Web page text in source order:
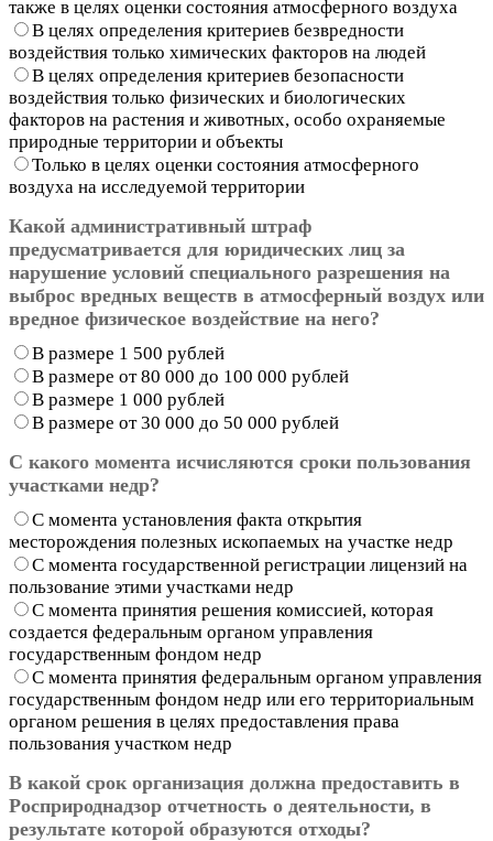
также в целях оценки состояния атмосферного воздуха
В целях определения критериев безвредности
воздействия только химических факторов на людей
В целях определения критериев безопасности
воздействия только физических и биологических
факторов на растения и животных, особо охраняемые
природные территории и объекты
Только в целях оценки состояния атмосферного
воздуха на исследуемой территории
Какой административный штраф
предусматривается для юридических лиц за
нарушение условий специального разрешения на
выброс вредных веществ в атмосферный воздух или
вредное физическое воздействие на него?
В размере 1 500 рублей
В размере от 80 000 до 100 000 рублей
В размере 1 000 рублей
В размере от 30 000 до 50 000 рублей
С какого момента исчисляются сроки пользования
участками недр?
С момента установления факта открытия
месторождения полезных ископаемых на участке недр
С момента государственной регистрации лицензий на
пользование этими участками недр
С момента принятия решения комиссией, которая
создается федеральным органом управления
государственным фондом недр
С момента принятия федеральным органом управления
государственным фондом недр или его территориальным
органом решения в целях предоставления права
пользования участком недр
В какой срок организация должна предоставить в
Росприроднадзор отчетность о деятельности, в
результате которой образуются отходы?